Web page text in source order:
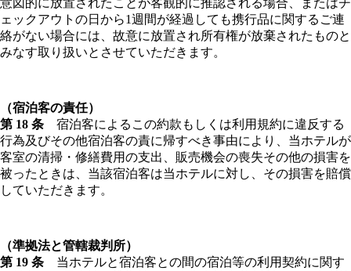
意図的に放置されたことが客観的に推認される場合、またはチ
ェックアウトの日から1週間が経過しても携行品に関するご連
絡がない場合には、故意に放置され所有権が放棄されたものと
みなす取り扱いとさせていただきます。
（宿泊客の責任）
第 18 条 宿泊客によるこの約款もしくは利用規約に違反する
行為及びその他宿泊客の責に帰すべき事由により、当ホテルが
客室の清掃・修繕費用の支出、販売機会の喪失その他の損害を
被ったときは、当該宿泊客は当ホテルに対し、その損害を賠償
していただきます。
（準拠法と管轄裁判所）
第 19 条 当ホテルと宿泊客との間の宿泊等の利用契約に関す